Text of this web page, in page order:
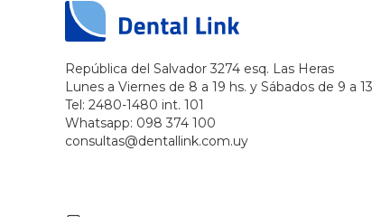
República del Salvador 3274 esq. Las Heras
Lunes a Viernes de 8 a 19 hs. y Sábados de 9 a
Tel: 2480-1480 int. 101
Whatsapp: 098 374 100
consultas@dentallink.com.uy